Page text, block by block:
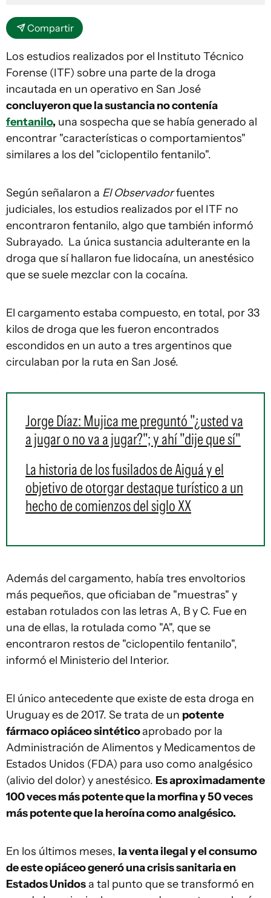
Compartir
Los estudios realizados por el Instituto Técnico
Forense (ITF) sobre una parte de la droga
incautada en un operativo en San José
concluyeron que la sustancia no contenía
fentanilo, una sospecha que se había generado al
encontrar "características o comportamientos"
similares a los del "ciclopentilo fentanilo".
Según señalaron a El Observadorfuentes
judiciales, los estudios realizados por el ITF no
encontraron fentanilo, algo que también informó
Subrayado. La única sustancia adulterante en la
droga que sí hallaron fue lidocaína, un anestésico
que se suele mezclar con la cocaína.
El cargamento estaba compuesto, en total, por 33
kilos de droga que les fueron encontrados
escondidos en un auto a tres argentinos que
circulaban por la ruta en San José.
Jorge Díaz: Mujica me preguntó "¿usted va
a jugar o no va a jugar?"; y ahí "dije que sí"
La historia de los fusilados de Aiguá y el
objetivo de otorgar destaque turístico a un
hecho de comienzos del siglo XX
Además del cargamento, había tres envoltorios
más pequeños, que oficiaban de "muestras" y
estaban rotulados con las letras A, B y C. Fue en
una de ellas, la rotulada como "A", que se
encontraron restos de "ciclopentilo fentanilo",
informó el Ministerio del Interior.
El único antecedente que existe de esta droga en
Uruguay es de 2017. Se trata de un potente
fármaco opiáceo sintéticoaprobado por la
Administración de Alimentos y Medicamentos de
Estados Unidos (FDA) para uso como analgésico
(alivio del dolor) y anestésico. Es aproximadamente
100 veces más potente que la morfina y 50 veces
más potente que la heroína como analgésico.
En los últimos meses, la venta ilegal y el consumo
de este opiáceo generó una crisis sanitaria en
Estados Unidosa tal punto que se transformó en